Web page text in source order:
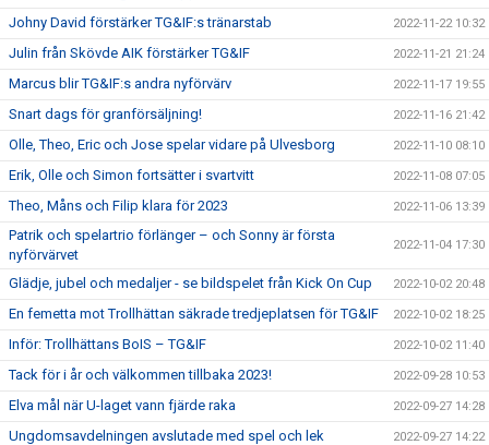
Johny David förstärker TG&IF:s tränarstab 2022-11-22 10:32
Julin från Skövde AIK förstärker TG&IF 2022-11-21 21:24
Marcus blir TG&IF:s andra nyförvärv 2022-11-17 19:55
Snart dags för granförsäljning! 2022-11-16 21:42
Olle, Theo, Eric och Jose spelar vidare på Ulvesborg 2022-11-10 08:10
Erik, Olle och Simon fortsätter i svartvitt 2022-11-08 07:05
Theo, Måns och Filip klara för 2023 2022-11-06 13:39
Patrik och spelartrio förlänger – och Sonny är första
nyförvärvet
2022-11-04 17:30
Glädje, jubel och medaljer - se bildspelet från Kick On Cup 2022-10-02 20:48
En femetta mot Trollhättan säkrade tredjeplatsen för TG&IF 2022-10-02 18:25
Inför: Trollhättans BoIS – TG&IF 2022-10-02 11:40
Tack för i år och välkommen tillbaka 2023! 2022-09-28 10:53
Elva mål när U-laget vann fjärde raka 2022-09-27 14:28
Ungdomsavdelningen avslutade med spel och lek 2022-09-27 14:22